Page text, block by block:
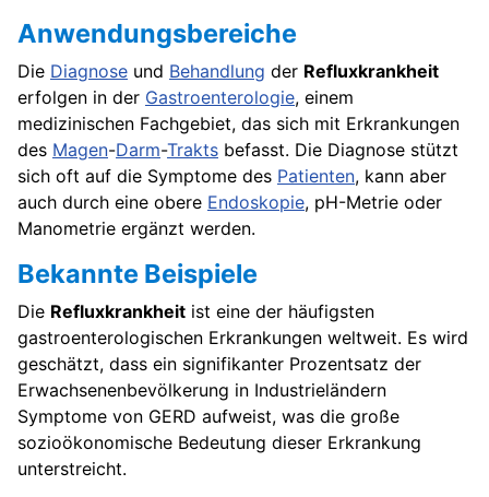
Anwendungsbereiche
Die Diagnose und Behandlung der Refluxkrankheit
erfolgen in der Gastroenterologie, einem
medizinischen Fachgebiet, das sich mit Erkrankungen
des Magen-Darm-Trakts befasst. Die Diagnose stützt
sich oft auf die Symptome des Patienten, kann aber
auch durch eine obere Endoskopie, pH-Metrie oder
Manometrie ergänzt werden.
Bekannte Beispiele
Die Refluxkrankheit ist eine der häufigsten
gastroenterologischen Erkrankungen weltweit. Es wird
geschätzt, dass ein signifikanter Prozentsatz der
Erwachsenenbevölkerung in Industrieländern
Symptome von GERD aufweist, was die große
sozioökonomische Bedeutung dieser Erkrankung
unterstreicht.